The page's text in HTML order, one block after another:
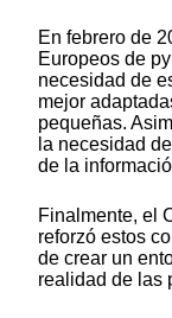
En febrero de
Europeos de
necesidad de
mejor
pequeñas.
la necesidad
de la
Finalmente, el
reforzó estos
de crear un
realidad de las